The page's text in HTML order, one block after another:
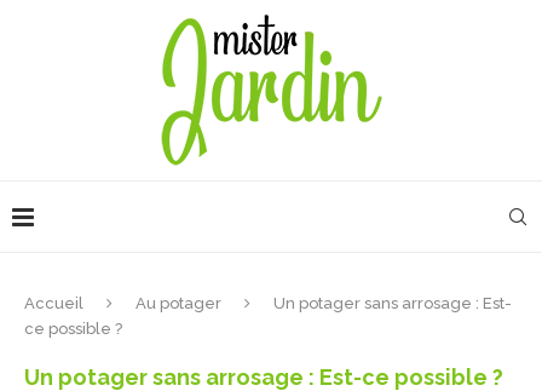
Accueil Au potager
Un potager sans arrosage : Est-
ce possible ?
Un potager sans arrosage : Est-ce possible ?